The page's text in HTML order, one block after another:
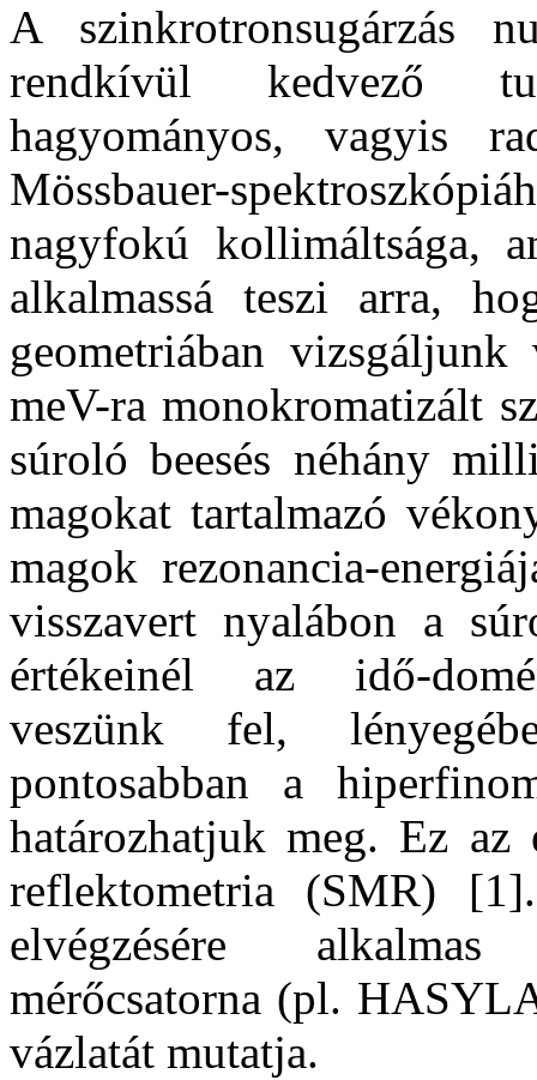
A szinkrotronsugárzás
rendkívül kedvező
hagyományos, vagyis
Mössbauer-
nagyfokú kollimáltsága,
alkalmassá teszi arra,
geometriában
meV-ra monokromatizált
súroló beesés néhány
magokat tartalmazó
magok rezonancia-
visszavert nyalábon a
értékeinél az idő-
veszünk fel,
pontosabban a
határozhatjuk meg. Ez az
reflektometria (SMR)
elvégzésére alkalmas
mérőcsatorna (pl.
vázlatát mutatja.